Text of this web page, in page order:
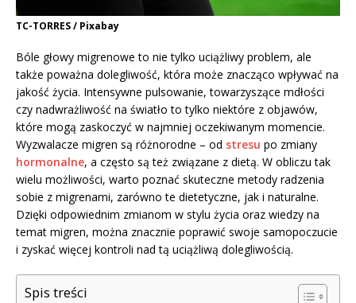
TC-TORRES / Pixabay
Bóle głowy migrenowe to nie tylko uciążliwy problem, ale
także poważna dolegliwość, która może znacząco wpływać na
jakość życia. Intensywne pulsowanie, towarzyszące mdłości
czy nadwrażliwość na światło to tylko niektóre z objawów,
które mogą zaskoczyć w najmniej oczekiwanym momencie.
Wyzwalacze migren są różnorodne – od stresu po zmiany
hormonalne, a często są też związane z dietą. W obliczu tak
wielu możliwości, warto poznać skuteczne metody radzenia
sobie z migrenami, zarówno te dietetyczne, jak i naturalne.
Dzięki odpowiednim zmianom w stylu życia oraz wiedzy na
temat migren, można znacznie poprawić swoje samopoczucie
i zyskać więcej kontroli nad tą uciążliwą dolegliwością.
Spis treści